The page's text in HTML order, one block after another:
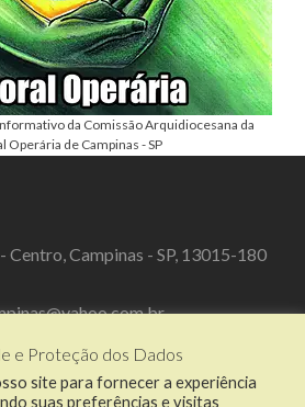
da Comissão Arquidiocesana da
Operária de Campinas - SP
Centro, Campinas - SP, 13015-180
(19) 3519-3067
e Proteção dos Dados
site para fornecer a experiência
suas preferências e visitas